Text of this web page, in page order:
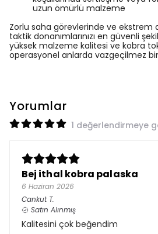
uzun ömürlü malzeme
Zorlu saha görevlerinde ve ekstrem
taktik donanımlarınızı en güvenli
yüksek malzeme kalitesi ve kobra
operasyonel anlarda vazgeçilmez bir
Yorumlar
1 değerlendirmeye
Bej ithal kobra palaska
6 Haziran 2026
Cankut T.
Satın Alınmış
Kalitesini çok beğendim